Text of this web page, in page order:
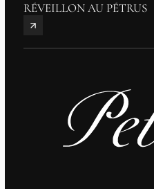
RÉVEILLON AU PÉTRUS